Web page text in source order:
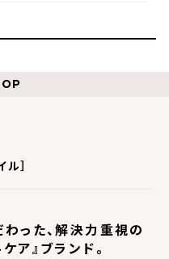
ル］
った、解決力重視の
ア』ブランド。